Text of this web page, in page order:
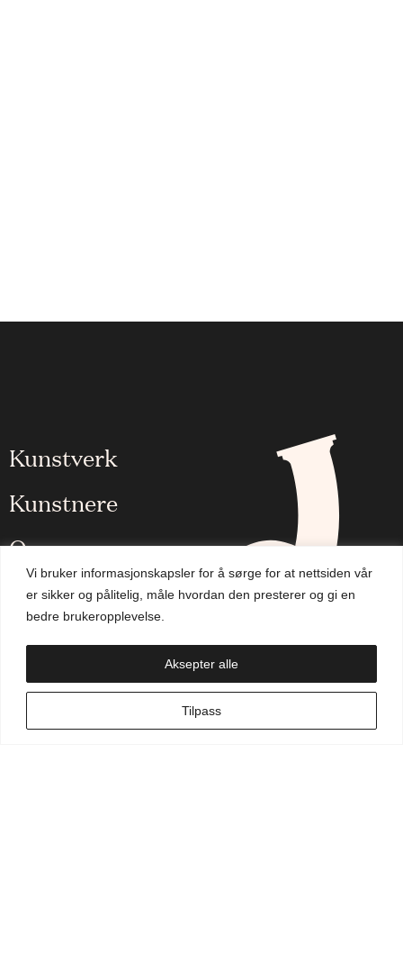
Vi bruker informasjonskapsler for å sørge for at nettsiden vår
er sikker og pålitelig, måle hvordan den presterer og gi en
bedre brukeropplevelse.
Tilpass
Aksepter alle
Kunstverk
Kunstnere
Om oss
Aktuelt
Handlekurv
NO